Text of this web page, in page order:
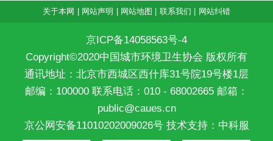
关于本网 | 网站声明 | 网站地图 | 联系我们 | 网站纠错
京ICP备14058563号-4
Copyright©2020中国城市环境卫生协会 版权所有
通讯地址：北京市西城区西什库31号院19号楼1层
邮编：100000 联系电话：010 - 68002665 邮箱：
public@caues.cn
京公网安备11010202009026号 技术支持：中科服